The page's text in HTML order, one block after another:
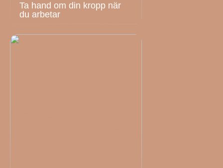
Ta hand om din kropp när
du arbetar